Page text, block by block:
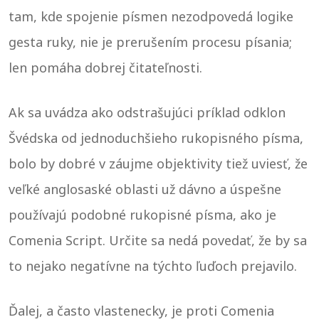
tam, kde spojenie písmen nezodpovedá logike
gesta ruky, nie je prerušením procesu písania;
len pomáha dobrej čitateľnosti.
Ak sa uvádza ako odstrašujúci príklad odklon
Švédska od jednoduchšieho rukopisného písma,
bolo by dobré v záujme objektivity tiež uviesť, že
veľké anglosaské oblasti už dávno a úspešne
používajú podobné rukopisné písma, ako je
Comenia Script. Určite sa nedá povedať, že by sa
to nejako negatívne na týchto ľuďoch prejavilo.
Ďalej, a často vlastenecky, je proti Comenia